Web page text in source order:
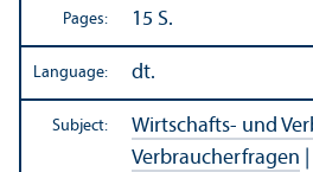
Pages: 15 S.
Language: dt.
Subject: Wirtschafts- und
Verbraucherfragen